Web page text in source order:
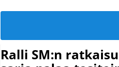
Ralli SM:n